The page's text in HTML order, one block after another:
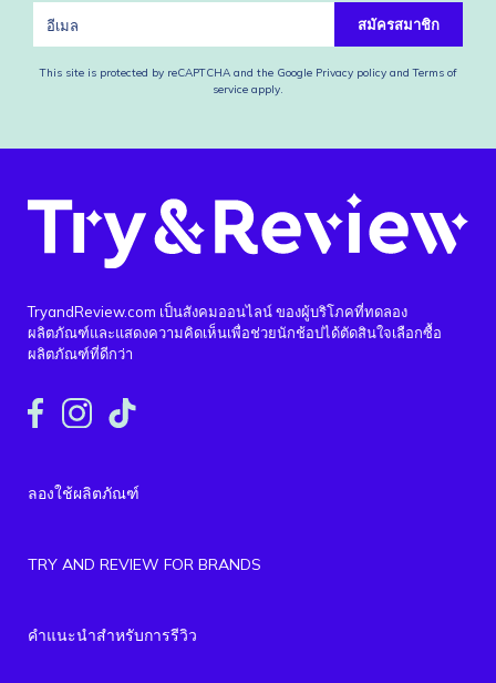
สมัครสมาชิก
This site is protected by reCAPTCHA and the Google Privacy policy and Terms of
service apply.
TryandReview.com เป็นสังคมออนไลน์ ของผู้บริโภคที่ทดลอง
ผลิตภัณฑ์และแสดงความคิดเห็นเพื่อช่วยนักช้อปได้ตัดสินใจเลือกซื้อ
ผลิตภัณฑ์ที่ดีกว่า
ลองใช้ผลิตภัณฑ์
TRY AND REVIEW FOR BRANDS
คำแนะนำสำหรับการรีวิว